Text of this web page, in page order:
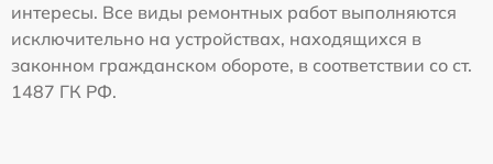
интересы. Все виды ремонтных работ выполняются
исключительно на устройствах, находящихся в
законном гражданском обороте, в соответствии со ст.
1487 ГК РФ.